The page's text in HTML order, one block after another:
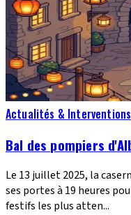
Actualités & Interventions
Bal des pompiers
Le 13 juillet 2025, la
ses portes à 19 heures
festifs les plus atten...